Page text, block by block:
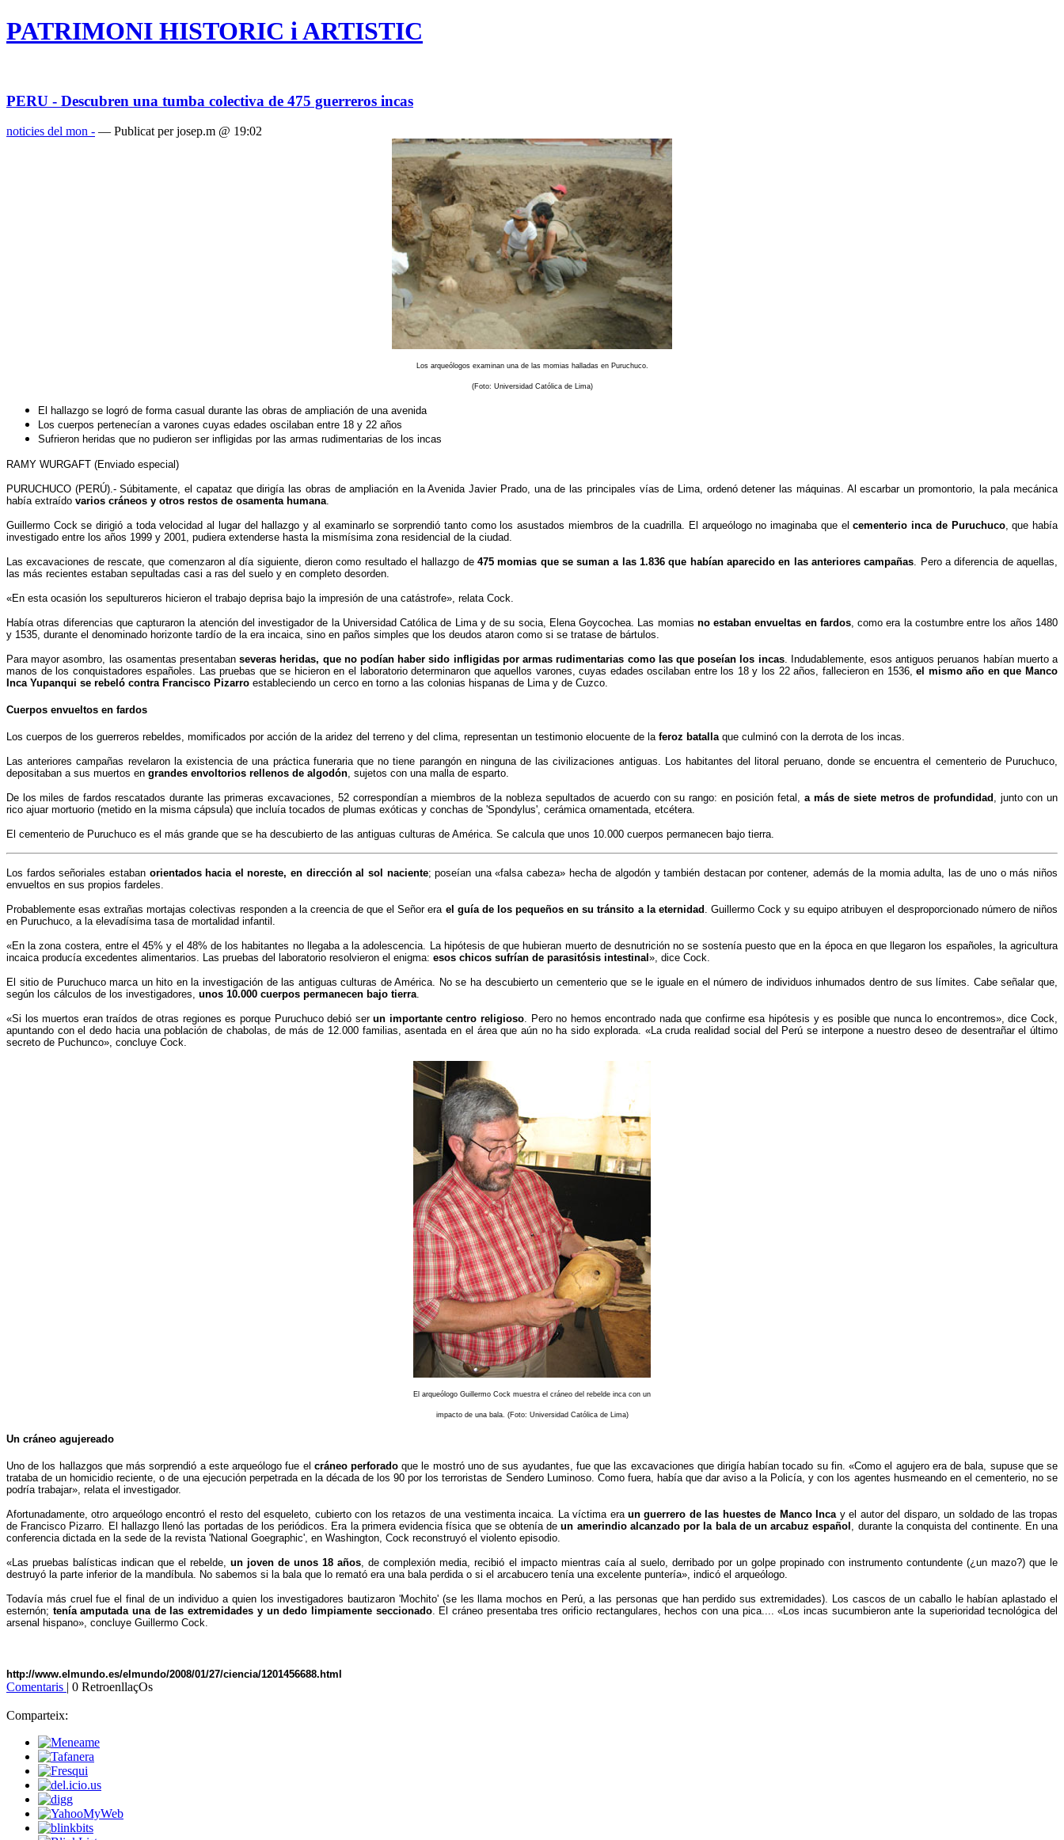
PATRIMONI HISTORIC i ARTISTIC
PERU - Descubren una tumba colectiva de 475 guerreros incas
noticies del mon - — Publicat per josep.m @ 19:02
Los arqueólogos examinan una de las momias halladas en Puruchuco.
(Foto: Universidad Católica de Lima)
El hallazgo se logró de forma casual durante las obras de ampliación de una avenida
Los cuerpos pertenecían a varones cuyas edades oscilaban entre 18 y 22 años
Sufrieron heridas que no pudieron ser infligidas por las armas rudimentarias de los incas
RAMY WURGAFT (Enviado especial)
PURUCHUCO (PERÚ).- Súbitamente, el capataz que dirigía las obras de ampliación en la Avenida Javier Prado, una de las principales vías de Lima, ordenó detener las máquinas. Al escarbar un promontorio, la pala mecánica
había extraído varios cráneos y otros restos de osamenta humana.
Guillermo Cock se dirigió a toda velocidad al lugar del hallazgo y al examinarlo se sorprendió tanto como los asustados miembros de la cuadrilla. El arqueólogo no imaginaba que elcementerio inca de Puruchuco, que había
investigado entre los años 1999 y 2001, pudiera extenderse hasta la mismísima zona residencial de la ciudad.
Las excavaciones de rescate, que comenzaron al día siguiente, dieron como resultado el hallazgo de 475 momias que se suman a las 1.836 que habían aparecido en las anteriores campañas. Pero a diferencia de aquellas,
las más recientes estaban sepultadas casi a ras del suelo y en completo desorden.
«En esta ocasión los sepultureros hicieron el trabajo deprisa bajo la impresión de una catástrofe», relata Cock.
Había otras diferencias que capturaron la atención del investigador de la Universidad Católica de Lima y de su socia, Elena Goycochea. Las momias no estaban envueltas en fardos, como era la costumbre entre los años 1480
y 1535, durante el denominado horizonte tardío de la era incaica, sino en paños simples que los deudos ataron como si se tratase de bártulos.
Para mayor asombro, las osamentas presentabanseveras heridas, que no podían haber sido infligidas por armas rudimentarias como las que poseían los incas. Indudablemente, esos antiguos peruanos habían muerto a
manos de los conquistadores españoles. Las pruebas que se hicieron en el laboratorio determinaron que aquellos varones, cuyas edades oscilaban entre los 18 y los 22 años, fallecieron en 1536,el mismo año en que Manco
Inca Yupanqui se rebeló contra Francisco Pizarro estableciendo un cerco en torno a las colonias hispanas de Lima y de Cuzco.
Cuerpos envueltos en fardos
Los cuerpos de los guerreros rebeldes, momificados por acción de la aridez del terreno y del clima, representan un testimonio elocuente de la feroz batalla que culminó con la derrota de los incas.
Las anteriores campañas revelaron la existencia de una práctica funeraria que no tiene parangón en ninguna de las civilizaciones antiguas. Los habitantes del litoral peruano, donde se encuentra el cementerio de Puruchuco,
depositaban a sus muertos en grandes envoltorios rellenos de algodón , sujetos con una malla de esparto.
De los miles de fardos rescatados durante las primeras excavaciones, 52 correspondían a miembros de la nobleza sepultados de acuerdo con su rango: en posición fetal, a más de siete metros de profundidad
, junto con un
rico ajuar mortuorio (metido en la misma cápsula) que incluía tocados de plumas exóticas y conchas de 'Spondylus', cerámica ornamentada, etcétera.
El cementerio de Puruchuco es el más grande que se ha descubierto de las antiguas culturas de América. Se calcula que unos 10.000 cuerpos permanecen bajo tierra.
Los fardos señoriales estaban orientados hacia el noreste, en dirección al sol naciente; poseían una «falsa cabeza» hecha de algodón y también destacan por contener, además de la momia adulta, las de uno o más niños
envueltos en sus propios fardeles.
Probablemente esas extrañas mortajas colectivas responden a la creencia de que el Señor era el guía de los pequeños en su tránsito a la eternidad
. Guillermo Cock y su equipo atribuyen el desproporcionado número de niños
en Puruchuco, a la elevadísima tasa de mortalidad infantil.
«En la zona costera, entre el 45% y el 48% de los habitantes no llegaba a la adolescencia. La hipótesis de que hubieran muerto de desnutrición no se sostenía puesto que en la época en que llegaron los españoles, la agricultura
incaica producía excedentes alimentarios. Las pruebas del laboratorio resolvieron el enigma: esos chicos sufrían de parasitósis intestinal », dice Cock.
El sitio de Puruchuco marca un hito en la investigación de las antiguas culturas de América. No se ha descubierto un cementerio que se le iguale en el número de individuos inhumados dentro de sus límites. Cabe señalar que,
según los cálculos de los investigadores, unos 10.000 cuerpos permanecen bajo tierra
«Si los muertos eran traídos de otras regiones es porque Puruchuco debió serun importante centro religioso. Pero no hemos encontrado nada que confirme esa hipótesis y es posible que nunca lo encontremos», dice Cock,
apuntando con el dedo hacia una población de chabolas, de más de 12.000 familias, asentada en el área que aún no ha sido explorada. «La cruda realidad social del Perú se interpone a nuestro deseo de desentrañar el último
secreto de Puchunco», concluye Cock.
El arqueólogo Guillermo Cock muestra el cráneo del rebelde inca con un
impacto de una bala. (Foto: Universidad Católica de Lima)
Un cráneo agujereado
Uno de los hallazgos que más sorprendió a este arqueólogo fue el cráneo perforado que le mostró uno de sus ayudantes, fue que las excavaciones que dirigía habían tocado su fin. «Como el agujero era de bala, supuse que se
trataba de un homicidio reciente, o de una ejecución perpetrada en la década de los 90 por los terroristas de Sendero Luminoso. Como fuera, había que dar aviso a la Policía, y con los agentes husmeando en el cementerio, no se
podría trabajar», relata el investigador.
Afortunadamente, otro arqueólogo encontró el resto del esqueleto, cubierto con los retazos de una vestimenta incaica. La víctima era un guerrero de las huestes de Manco Incay el autor del disparo, un soldado de las tropas
de Francisco Pizarro. El hallazgo llenó las portadas de los periódicos. Era la primera evidencia física que se obtenía deun amerindio alcanzado por la bala de un arcabuz español , durante la conquista del continente. En una
conferencia dictada en la sede de la revista 'National Goegraphic', en Washington, Cock reconstruyó el violento episodio.
«Las pruebas balísticas indican que el rebelde,un joven de unos 18 años, de complexión media, recibió el impacto mientras caía al suelo, derribado por un golpe propinado con instrumento contundente (¿un mazo?) que le
destruyó la parte inferior de la mandíbula. No sabemos si la bala que lo remató era una bala perdida o si el arcabucero tenía una excelente puntería», indicó el arqueólogo.
Todavía más cruel fue el final de un individuo a quien los investigadores bautizaron 'Mochito' (se les llama mochos en Perú, a las personas que han perdido sus extremidades). Los cascos de un caballo le habían aplastado el
esternón; tenía amputada una de las extremidades y un dedo limpiamente seccionado. El cráneo presentaba tres orificio rectangulares, hechos con una pica.... «Los incas sucumbieron ante la superioridad tecnológica del
arsenal hispano», concluye Guillermo Cock.
http://www.elmundo.es/elmundo/2008/01/27/ciencia/1201456688.html
Comentaris | 0 RetroenllaçOs
Comparteix: